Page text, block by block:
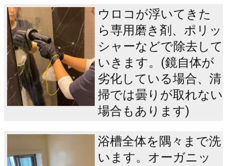
ウロコが浮いてきた
ら専用磨き剤、ポリッ
シャーなどで除去して
いきます。(鏡自体が
劣化している場合、清
掃では曇りが取れない
場合もあります)
浴槽全体を隅々まで洗
います。オーガニッ